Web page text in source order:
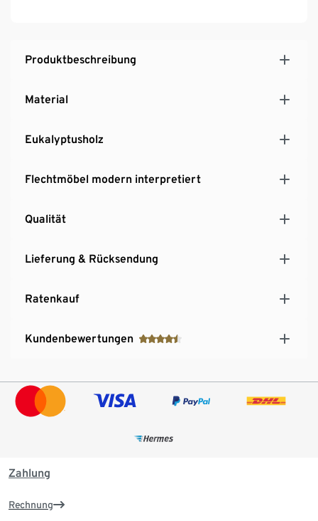
Produktbeschreibung
Material
Eukalyptusholz
Flechtmöbel modern interpretiert
Qualität
Lieferung & Rücksendung
Ratenkauf
Kundenbewertungen
Zahlung
Rechnung